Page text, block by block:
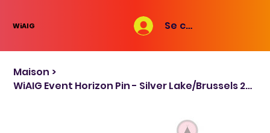
WiAIG Se connecter
Maison >
WiAIG Event Horizon Pin - Silver Lake/Brussels 2024